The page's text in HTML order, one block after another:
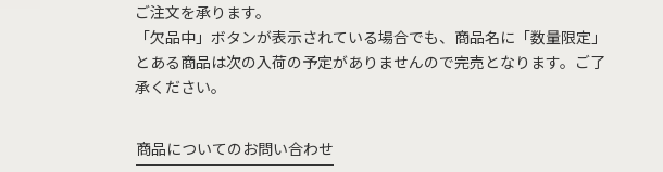
ご注文を承ります。
「欠品中」ボタンが表示されている場合でも、商品名に「数量限定」
とある商品は次の入荷の予定がありませんので完売となります。ご了
承ください。
商品についてのお問い合わせ